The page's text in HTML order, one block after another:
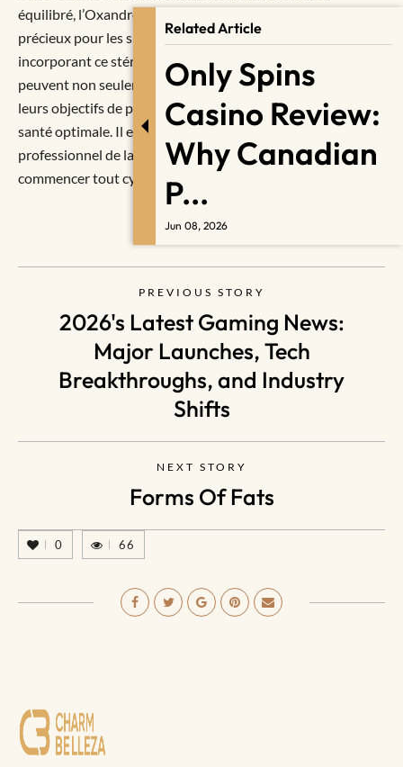
équilibré, l’Oxandrolone 10 mg peut se révéler être un atout
précieux pour les sportifs professionnels ou amateurs. En
incorporant ce stéroïde dans leur routine, les athlètes
peuvent non seulement atteindre mais également dépasser
leurs objectifs de performance tout en maintenant une
santé optimale. Il est cependant essentiel de consulter un
professionnel de la santé ou un entraîneur qualifié avant de
commencer tout cycle de stéroïdes anabolisants.
PREVIOUS STORY
2026's Latest Gaming News:
Major Launches, Tech
Breakthroughs, and Industry
Shifts
NEXT STORY
Forms Of Fats
0 66
Related Article
Only Spins
Casino Review:
Why Canadian
P...
Jun 08, 2026